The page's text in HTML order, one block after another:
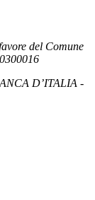
del Comune
D’ITALIA -